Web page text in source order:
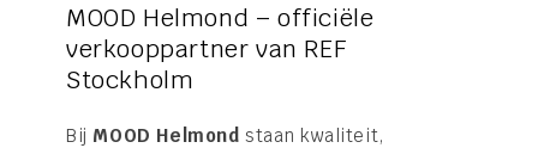
MOOD Helmond – officiële
verkooppartner van REF
Stockholm
Bij MOOD Helmond staan kwaliteit,